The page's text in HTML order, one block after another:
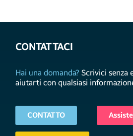
CONTATTACI
Hai una domanda? Scrivici senza
aiutarti con qualsiasi
CONTATTO